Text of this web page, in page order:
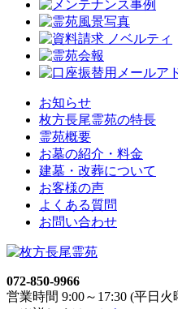
お知らせ
枚方長尾霊苑の特長
霊苑概要
お墓の紹介・料金
建墓・改葬について
お客様の声
よくある質問
お問い合わせ
072-850-9966
営業時間 9:00～17:30 (平日